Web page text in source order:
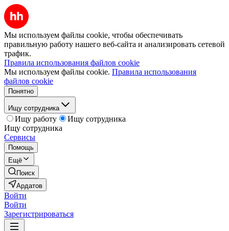
Мы используем файлы cookie, чтобы обеспечивать
правильную работу нашего веб-сайта и анализировать сетевой
трафик.
Правила использования файлов cookie
Мы используем файлы cookie. Правила использования
файлов cookie
Понятно
Ищу сотрудника
Ищу работу
Ищу сотрудника
Ищу сотрудника
Сервисы
Помощь
Ещё
Поиск
Ардатов
Войти
Войти
Зарегистрироваться